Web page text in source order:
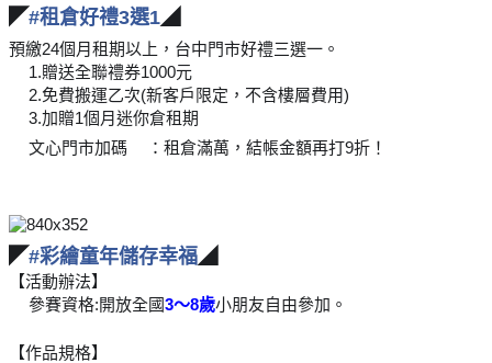
◤#租倉好禮3選1◢
預繳24個月租期以上，台中門市好禮三選一。
1.贈送全聯禮券1000元
2.免費搬運乙次(新客戶限定，不含樓層費用)
3.加贈1個月迷你倉租期
文心門市加碼 ：租倉滿萬，結帳金額再打9折！
◤#彩繪童年儲存幸福◢
【活動辦法】
參賽資格:開放全國3～8歲小朋友自由參加。
【作品規格】